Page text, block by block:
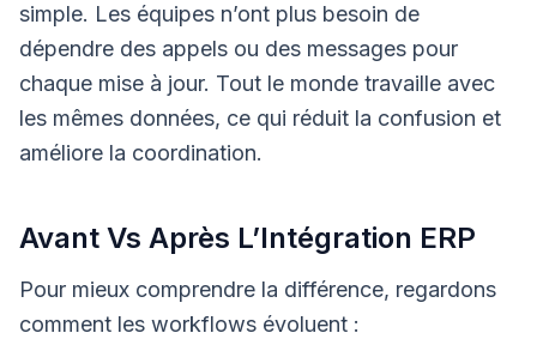
simple. Les équipes n’ont plus besoin de
dépendre des appels ou des messages pour
chaque mise à jour. Tout le monde travaille avec
les mêmes données, ce qui réduit la confusion et
améliore la coordination.
Avant Vs Après L’Intégration ERP
Pour mieux comprendre la différence, regardons
comment les workflows évoluent :